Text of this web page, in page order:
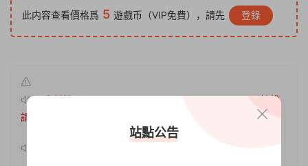
此内容查看價格爲 5 遊戲币（VIP免費），請先 登錄
原文鏈接：http://www.xdgameo.com/4563.html，轉載
請注明出處。
站點公告